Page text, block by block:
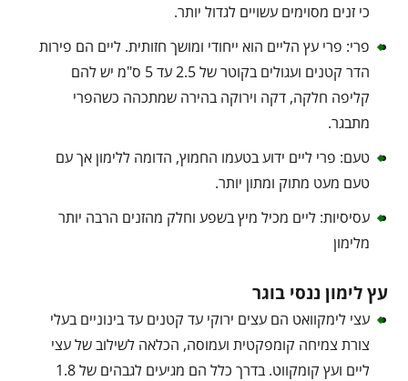
כי זנים מסוימים עשויים לגדול יותר.
פרי: פרי עץ הליים הוא ייחודי ומושך חזותית. ליים הם פירות
הדר קטנים ועגולים בקוטר של 2.5 עד 5 ס"מ יש להם
קליפה חלקה, דקה וירוקה בהירה שמתכהה כשהפרי
מתבגר.
טעם: פרי ליים ידוע בטעמו החמוץ, הדומה ללימון אך עם
טעם מעט מתוק ומתון יותר.
עסיסיות: ליים מכיל מיץ בשפע וחלק מהזנים הרבה יותר
מלימון
עץ לימון ננסי בוגר
עצי לימקוואט הם עצים ירוקי עד קטנים עד בינוניים בעלי
צורת צמיחה קומפקטית ועמוסה, הכלאה לשילוב של עצי
ליים ועץ קומקווט. בדרך כלל הם מגיעים לגבהים של 1.8